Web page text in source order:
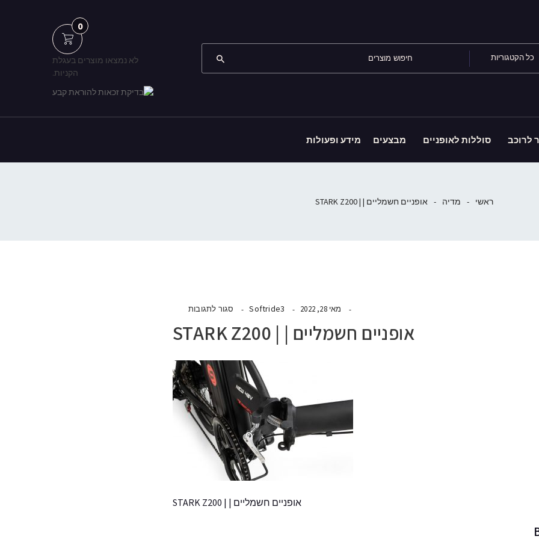
כל הקטגוריות
0
לא נמצאו מוצרים בעגלת
הקניות.
לרוכב סוללות לאופניים מבצעים מידע ופעולות
ראשי - מדיה - אופניים חשמליים | | STARK Z200
מאי 28, 2022 Softride3 סגור לתגובות
אופניים חשמליים | | STARK Z200
אופניים חשמליים | | STARK Z200